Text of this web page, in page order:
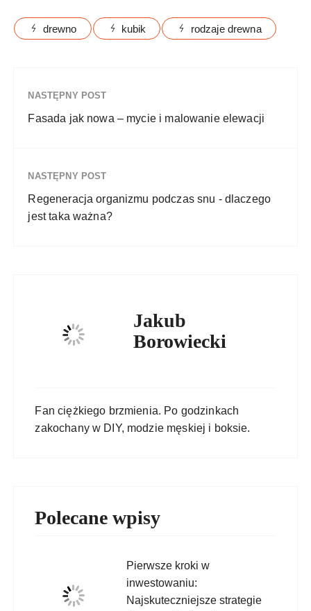
drewno kubik rodzaje drewna
NASTĘPNY POST
Fasada jak nowa – mycie i malowanie elewacji
NASTĘPNY POST
Regeneracja organizmu podczas snu - dlaczego
jest taka ważna?
Jakub
Borowiecki
Fan ciężkiego brzmienia. Po godzinkach
zakochany w DIY, modzie męskiej i boksie.
Polecane wpisy
Pierwsze kroki w
inwestowaniu:
Najskuteczniejsze strategie